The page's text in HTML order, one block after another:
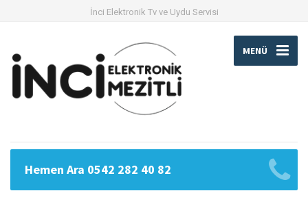
İnci Elektronik Tv ve Uydu Servisi
MENÜ
Hemen Ara 0542 282 40 82